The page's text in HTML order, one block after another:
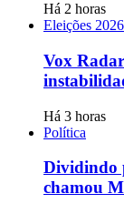
Há 2 horas
Eleições 2026
Vox
Há 3 horas
Política
Dividindo
chamou